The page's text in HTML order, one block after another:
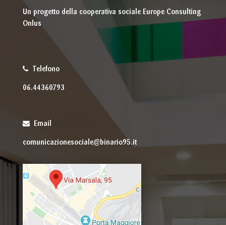
Un progetto della cooperativa sociale Europe Consulting
Onlus
Telefono
06.44360793
Email
comunicazionesociale@binario95.it